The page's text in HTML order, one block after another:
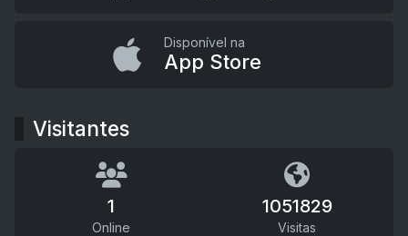
Disponível na
App Store
Visitantes
1
Online
1051829
Visitas